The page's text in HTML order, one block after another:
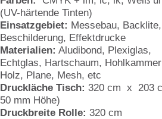
(UV-härtende Tinten)
Einsatzgebiet: Messebau, Backlite,
Beschilderung, Effektdrucke
Materialien: Aludibond, Plexiglas,
Echtglas, Hartschaum,
Holz, Plane, Mesh, etc
Druckläche Tisch: 320 cm x 203
50 mm Höhe)
Druckbreite Rolle: 320 cm